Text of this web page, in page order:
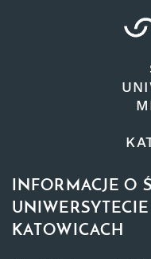
INFORMACJE O
KATOWICACH